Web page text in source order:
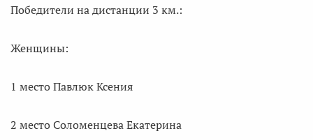
Победители на дистанции 3 км.:
Женщины:
1 место Павлюк Ксения
2 место Соломенцева Екатерина